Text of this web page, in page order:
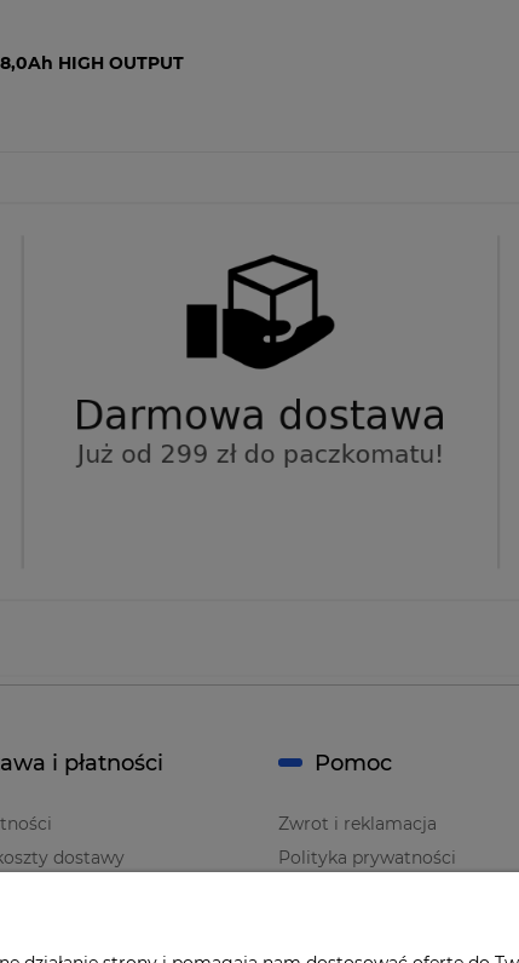
HIGH OUTPUT
i płatności
dostawy
Pomoc
Zwrot i reklamacja
Polityka prywatności